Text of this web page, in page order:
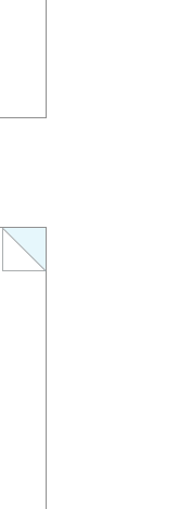
T1
A01